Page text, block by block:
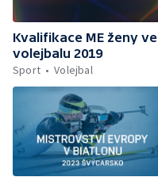
Kvalifikace ME ženy ve
volejbalu 2019
Sport
Volejbal